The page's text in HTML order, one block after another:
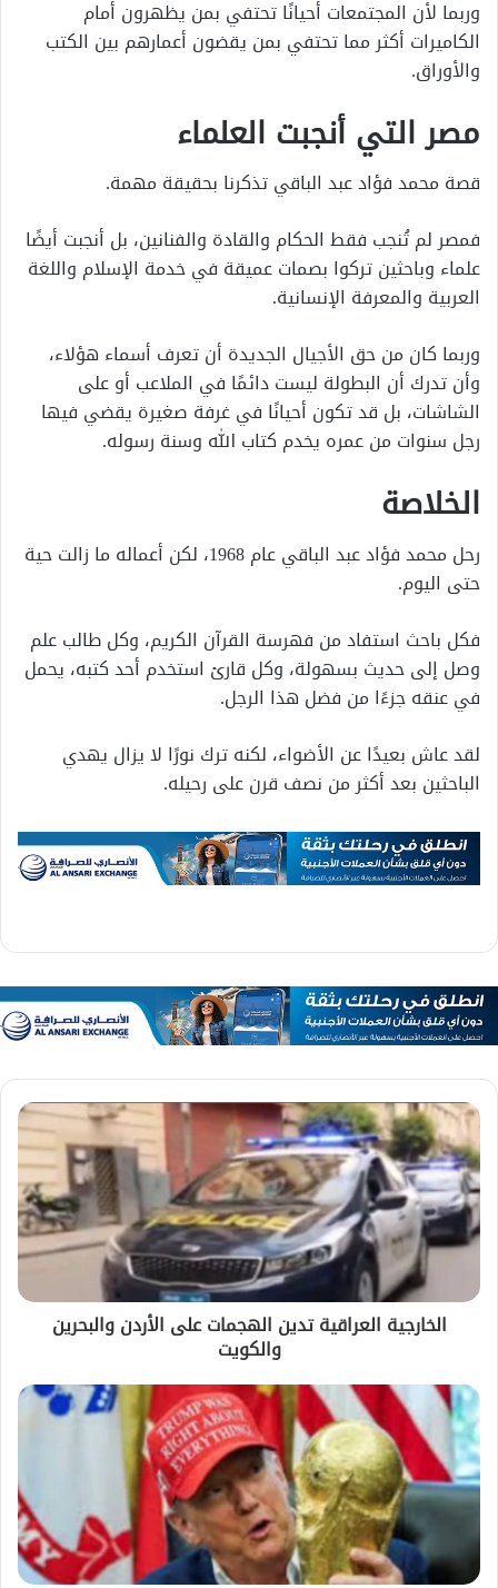
وربما لأن المجتمعات أحيانًا تحتفي بمن يظهرون أمام
الكاميرات أكثر مما تحتفي بمن يقضون أعمارهم بين الكتب
والأوراق.
مصر التي أنجبت العلماء
قصة محمد فؤاد عبد الباقي تذكرنا بحقيقة مهمة.
فمصر لم تُنجب فقط الحكام والقادة والفنانين، بل أنجبت أيضًا
علماء وباحثين تركوا بصمات عميقة في خدمة الإسلام واللغة
العربية والمعرفة الإنسانية.
وربما كان من حق الأجيال الجديدة أن تعرف أسماء هؤلاء،
وأن تدرك أن البطولة ليست دائمًا في الملاعب أو على
الشاشات، بل قد تكون أحيانًا في غرفة صغيرة يقضي فيها
رجل سنوات من عمره يخدم كتاب الله وسنة رسوله.
الخلاصة
رحل محمد فؤاد عبد الباقي عام 1968، لكن أعماله ما زالت حية
حتى اليوم.
فكل باحث استفاد من فهرسة القرآن الكريم، وكل طالب علم
وصل إلى حديث بسهولة، وكل قارئ استخدم أحد كتبه، يحمل
في عنقه جزءًا من فضل هذا الرجل.
لقد عاش بعيدًا عن الأضواء، لكنه ترك نورًا لا يزال يهدي
الباحثين بعد أكثر من نصف قرن على رحيله.
الخارجية العراقية تدين الهجمات على الأردن والبحرين
والكويت